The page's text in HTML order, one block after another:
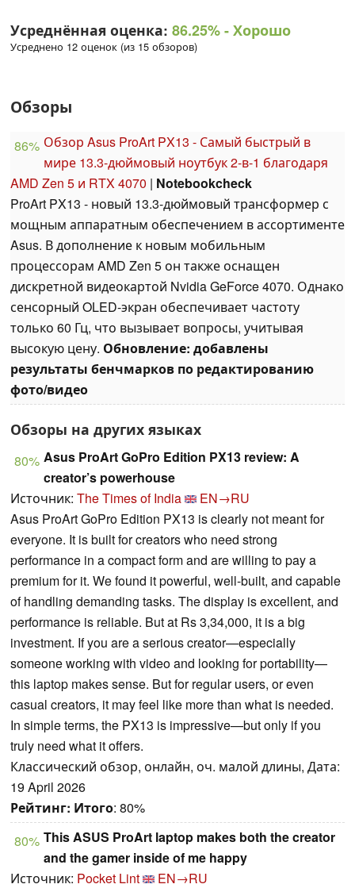
Усреднённая оценка: 86.25%- Хорошо
Усреднено 12 оценок (из 15 обзоров)
Обзоры
86% Обзор Asus ProArt PX13 - Самый быстрый в
мире 13.3-дюймовый ноутбук 2-в-1 благодаря
AMD Zen 5 и RTX 4070 | Notebookcheck
ProArt PX13 - новый 13.3-дюймовый трансформер с
мощным аппаратным обеспечением в ассортименте
Asus. В дополнение к новым мобильным
процессорам AMD Zen 5 он также оснащен
дискретной видеокартой Nvidia GeForce 4070. Однако
сенсорный OLED-экран обеспечивает частоту
только 60 Гц, что вызывает вопросы, учитывая
высокую цену. Обновление: добавлены
результаты бенчмарков по редактированию
фото/видео
Обзоры на других языках
80% Asus ProArt GoPro Edition PX13 review: A
creator’s powerhouse
Источник: The Times of India
EN→RU
Asus ProArt GoPro Edition PX13 is clearly not meant for
everyone. It is built for creators who need strong
performance in a compact form and are willing to pay a
premium for it. We found it powerful, well-built, and capable
of handling demanding tasks. The display is excellent, and
performance is reliable. But at Rs 3,34,000, it is a big
investment. If you are a serious creator—especially
someone working with video and looking for portability—
this laptop makes sense. But for regular users, or even
casual creators, it may feel like more than what is needed.
In simple terms, the PX13 is impressive—but only if you
truly need what it offers.
Классический обзор, онлайн, оч. малой длины, Дата:
19 April 2026
Рейтинг: Итого: 80%
80% This ASUS ProArt laptop makes both the creator
and the gamer inside of me happy
Источник: Pocket Lint
EN→RU